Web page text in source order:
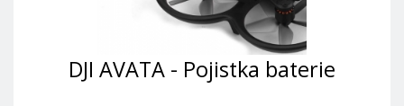
DJI AVATA - Pojistka baterie